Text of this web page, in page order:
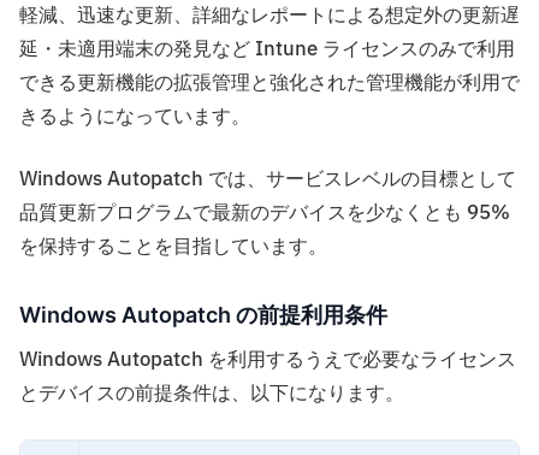
軽減、迅速な更新、詳細なレポートによる想定外の更新遅
延・未適用端末の発見など Intune ライセンスのみで利用
できる更新機能の拡張管理と強化された管理機能が利用で
きるようになっています。
Windows Autopatch では、サービスレベルの目標として
品質更新プログラムで最新のデバイスを少なくとも 95%
を保持することを目指しています。
Windows Autopatch の前提利用条件
Windows Autopatch を利用するうえで必要なライセンス
とデバイスの前提条件は、以下になります。